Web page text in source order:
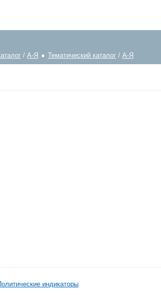
/ А-Я Тематический каталог / А-Я
индикаторы